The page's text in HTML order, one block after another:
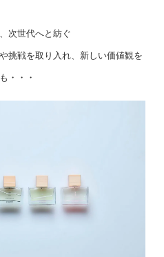
次世代へと紡ぐ
挑戦を取り入れ、新しい価値観を
・・・